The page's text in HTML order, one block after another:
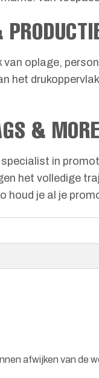
van oplage,
het
& MORE
in
het volledige
houd je al je
afwijken van de